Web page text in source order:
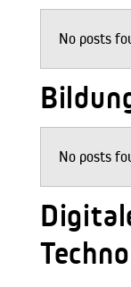
No posts
No posts